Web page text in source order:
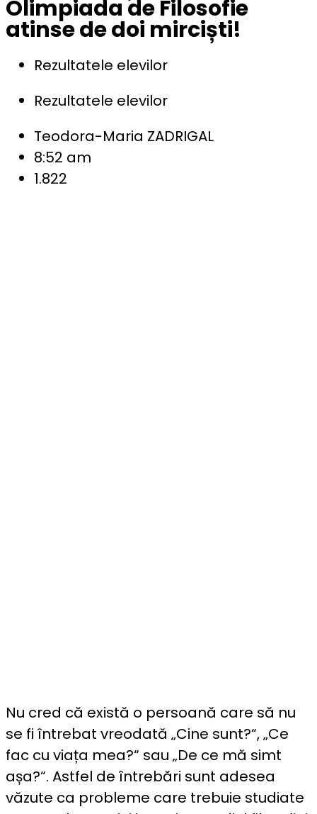
Olimpiada de Filosofie
atinse de doi mirciști!
Rezultatele elevilor
Rezultatele elevilor
Teodora-Maria ZADRIGAL
8:52 am
1.822
Nu cred că există o persoană care să nu
se fi întrebat vreodată „Cine sunt?“, „Ce
fac cu viața mea?“ sau „De ce mă simt
așa?“. Astfel de întrebări sunt adesea
văzute ca probleme care trebuie studiate